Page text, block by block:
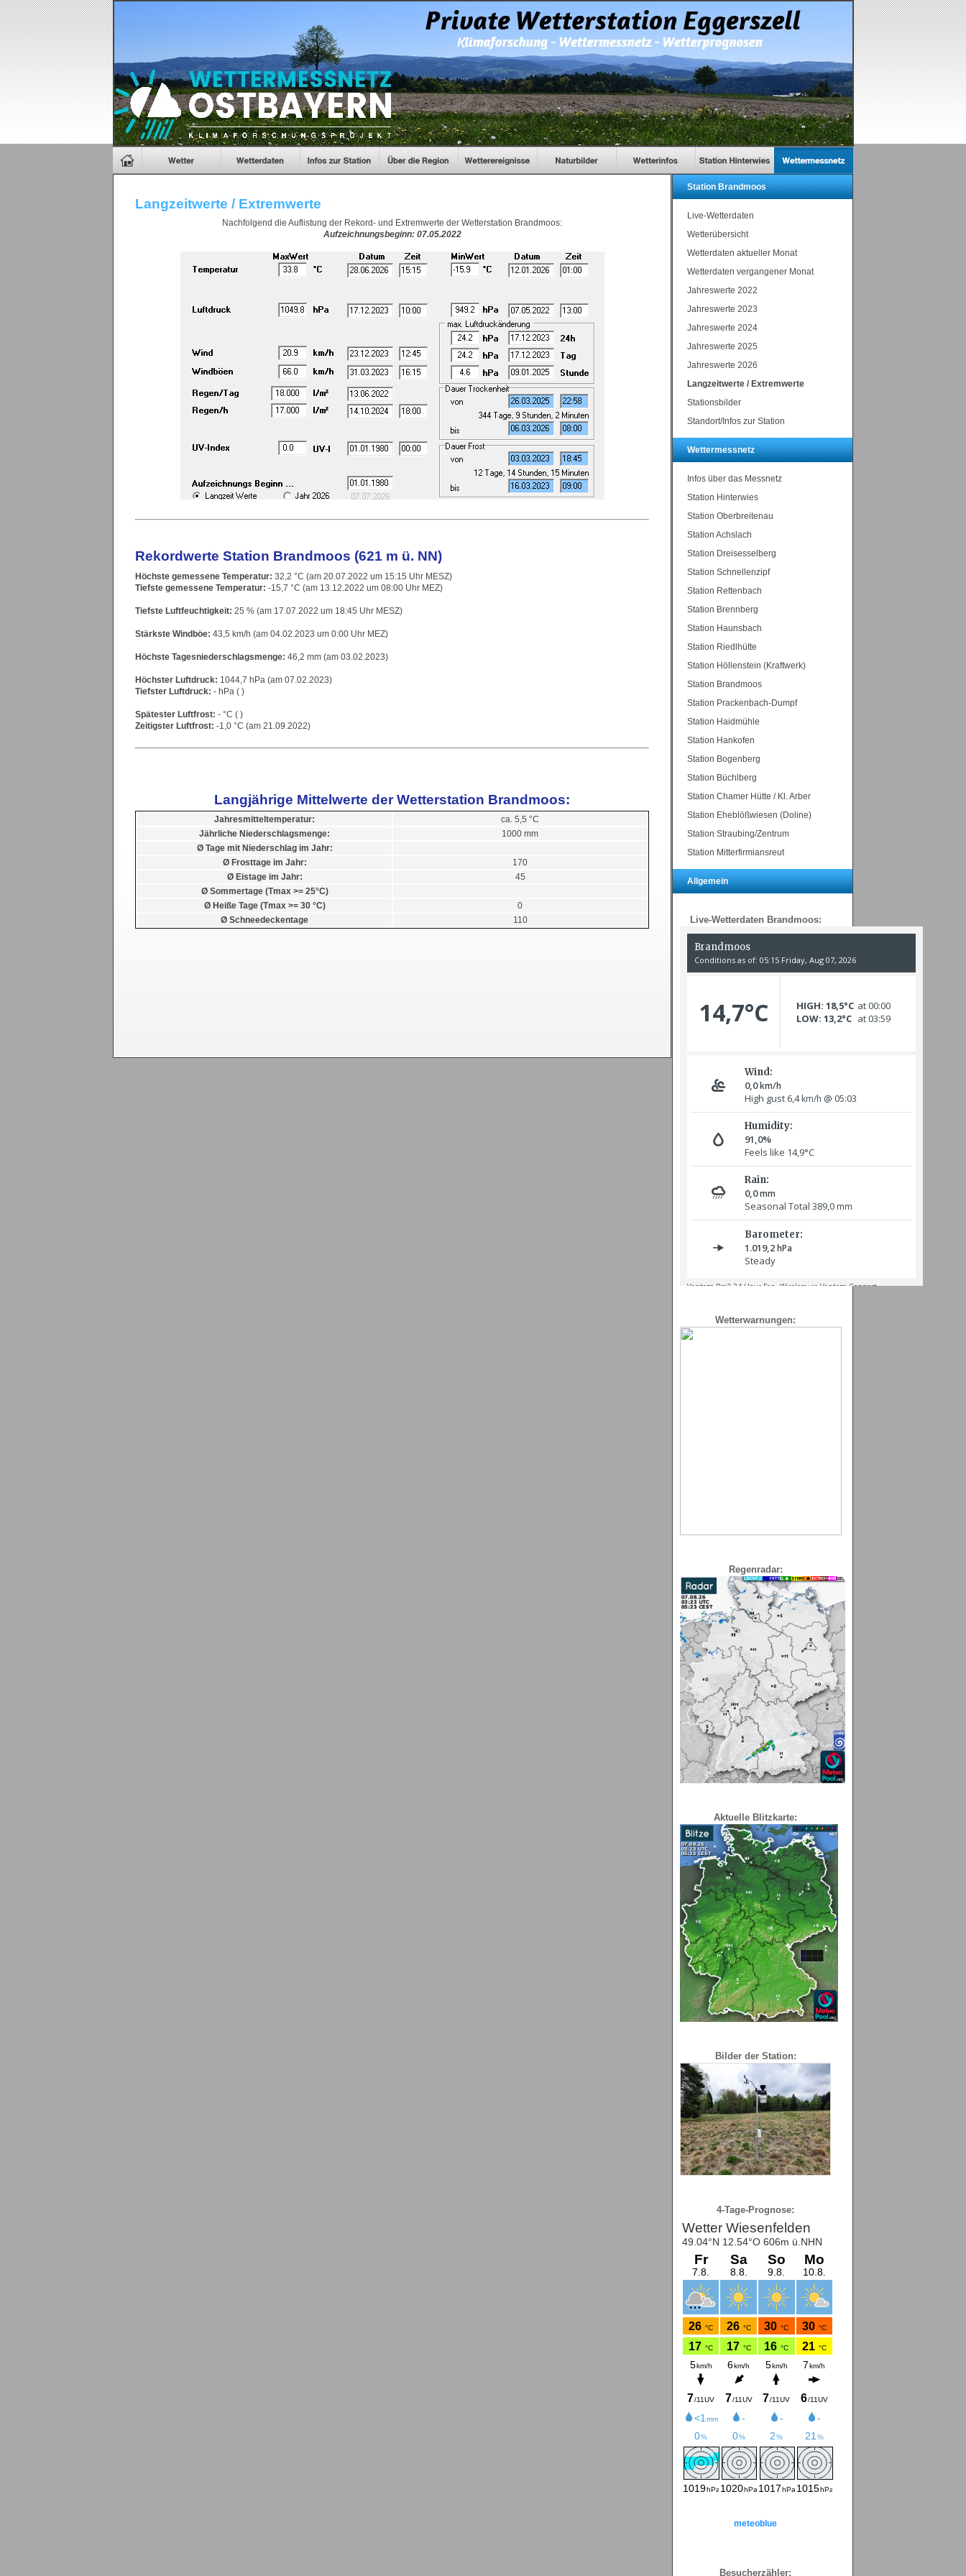
Langzeitwerte / Extremwerte
Nachfolgend die Auflistung der Rekord- und Extremwerte der Wetterstation Brandmoos:
Aufzeichnungsbeginn: 07.05.2022
Rekordwerte Station Brandmoos (621 m ü. NN)
Höchste gemessene Temperatur: 32,2 °C (am 20.07.2022 um 15:15 Uhr MESZ)
Tiefste gemessene Temperatur: -15,7 °C (am 13.12.2022 um 08:00 Uhr MEZ)
Tiefste Luftfeuchtigkeit: 25 % (am 17.07.2022 um 18:45 Uhr MESZ)
Stärkste Windböe: 43,5 km/h (am 04.02.2023 um 0:00 Uhr MEZ)
Höchste Tagesniederschlagsmenge: 46,2 mm (am 03.02.2023)
Höchster Luftdruck: 1044,7 hPa (am 07.02.2023)
Tiefster Luftdruck: - hPa ( )
Spätester Luftfrost: - °C ( )
Zeitigster Luftfrost: -1,0 °C (am 21.09.2022)
Langjährige Mittelwerte der Wetterstation Brandmoos:
Jahresmitteltemperatur:
ca. 5,5 °C
Jährliche Niederschlagsmenge:
1000 mm
Ø Tage mit Niederschlag im Jahr:
Ø Frosttage im Jahr:
170
Ø Eistage im Jahr:
45
Ø Sommertage (Tmax >= 25°C)
Ø Heiße Tage (Tmax >= 30 °C)
0
Ø Schneedeckentage
110
Station Brandmoos
Live-Wetterdaten
Wetterübersicht
Wetterdaten aktueller Monat
Wetterdaten vergangener Monat
Jahreswerte 2022
Jahreswerte 2023
Jahreswerte 2024
Jahreswerte 2025
Jahreswerte 2026
Langzeitwerte / Extremwerte
Stationsbilder
Standort/Infos zur Station
Wettermessnetz
Infos über das Messnetz
Station Hinterwies
Station Oberbreitenau
Station Achslach
Station Dreisesselberg
Station Schnellenzipf
Station Rettenbach
Station Brennberg
Station Haunsbach
Station Riedlhütte
Station Höllenstein (Kraftwerk)
Station Brandmoos
Station Prackenbach-Dumpf
Station Haidmühle
Station Hankofen
Station Bogenberg
Station Büchlberg
Station Chamer Hütte / Kl. Arber
Station Eheblößwiesen (Doline)
Station Straubing/Zentrum
Station Mitterfirmiansreut
Allgemein
Live-Wetterdaten Brandmoos:
Wetterwarnungen:
Regenradar:
Aktuelle Blitzkarte:
Bilder der Station:
4-Tage-Prognose:
meteoblue
Besucherzähler: